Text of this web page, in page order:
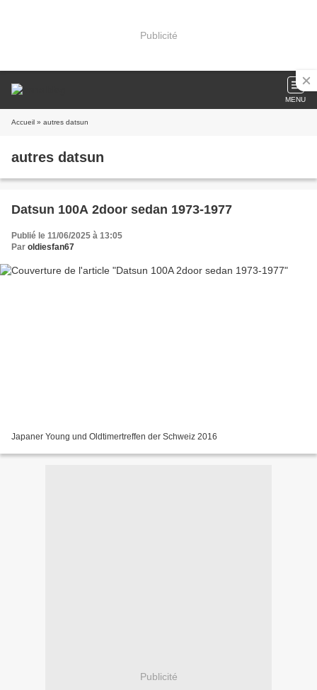
Publicité
MENU
Accueil » autres datsun
autres datsun
Datsun 100A 2door sedan 1973-1977
Publié le 11/06/2025 à 13:05
Par oldiesfan67
Japaner Young und Oldtimertreffen der Schweiz 2016
Publicité